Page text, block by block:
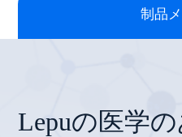
制品
Lepuの医学